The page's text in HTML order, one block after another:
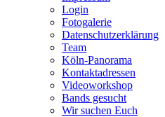
Login
Fotogalerie
Datenschutzerklärung
Team
Köln-Panorama
Kontaktadressen
Videoworkshop
Bands gesucht
Wir suchen Euch